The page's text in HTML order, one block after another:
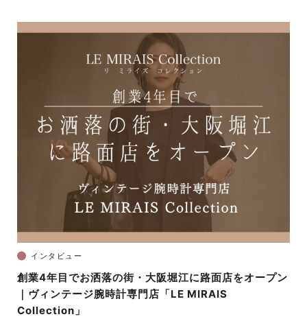
インタビュー
創業4年目でお洒落の街・大阪堀江に路面店をオープン
｜ヴィンテージ腕時計専門店「LE MIRAIS
Collection」